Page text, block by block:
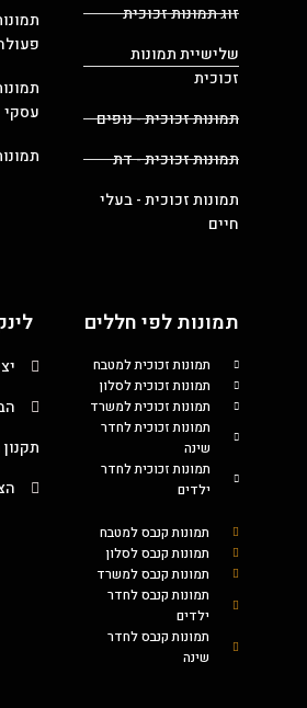
זוג תמונות זכוכית
שלישיית תמונות
זכוכית
תמונות זכוכית - נופים
תמונות זכוכית - דת
תמונות זכוכית - בעלי
חיים
עסקי
תמונות לפי חללים
תמונות זכוכית למטבח
תמונות זכוכית לסלון
תמונות זכוכית למשרד
תמונות זכוכית לחדר
שינה
תמונות זכוכית לחדר
ילדים
תמונות קנבס למטבח
תמונות קנבס לסלון
תמונות קנבס למשרד
תמונות קנבס לחדר
ילדים
תמונות קנבס לחדר
שינה